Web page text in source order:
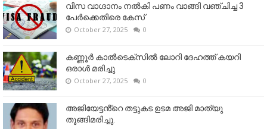
വിസ വാഗ്ദാനം നൽകി പണം വാങ്ങി വഞ്ചിച്ച 3
പേർക്കെതിരെ കേസ്
October 27, 2025 0
കണ്ണൂര്‍ കാല്‍ടെക്‌സില്‍ ലോറി ദേഹത്ത് കയറി
ഒരാള്‍ മരിച്ചു
October 27, 2025 0
അജിയേട്ടൻ്റെ തട്ടുകട ഉടമ അജി മാത്യു
തൂങ്ങിമരിച്ചു.